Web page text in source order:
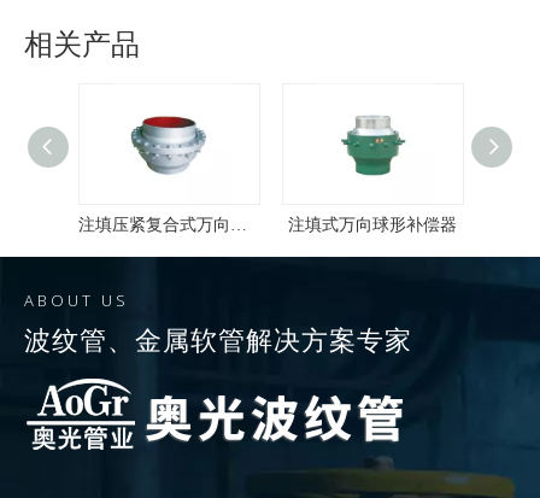
相关产品
注填式万向球形补偿器
ABOUT US
波纹管、 金属软管解决方案专家